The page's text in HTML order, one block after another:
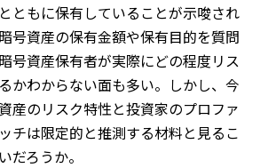
ともに保有していることが示唆され
号資産の保有金額や保有目的を質問
号資産保有者が実際にどの程度リス
かわからない面も多い。しかし、今
産のリスク特性と投資家のプロファ
チは限定的と推測する材料と見るこ
だろうか。